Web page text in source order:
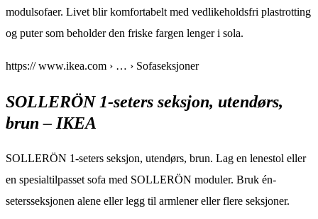
modulsofaer. Livet blir komfortabelt med vedlikeholdsfri plastrotting
og puter som beholder den friske fargen lenger i sola.
https:// www.ikea.com › … › Sofaseksjoner
SOLLERÖN 1-seters seksjon, utendørs,
brun – IKEA
SOLLERÖN 1-seters seksjon, utendørs, brun. Lag en lenestol eller
en spesialtilpasset sofa med SOLLERÖN moduler. Bruk én-
setersseksjonen alene eller legg til armlener eller flere seksjoner.